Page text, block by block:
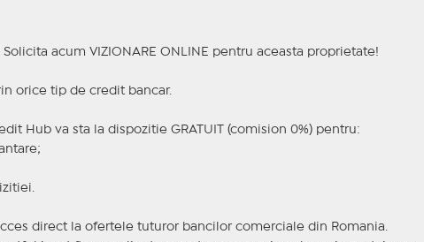
acum VIZIONARE ONLINE pentru aceasta proprietate!
orice tip de credit bancar.
Hub va sta la dispozitie GRATUIT (comision 0%) pentru:
direct la ofertele tuturor bancilor comerciale din Romania.